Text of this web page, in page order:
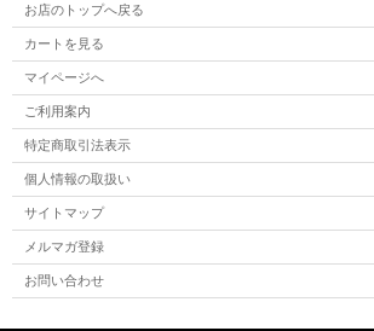
お店のトップへ戻る
カートを見る
マイページへ
ご利用案内
特定商取引法表示
個人情報の取扱い
サイトマップ
メルマガ登録
お問い合わせ